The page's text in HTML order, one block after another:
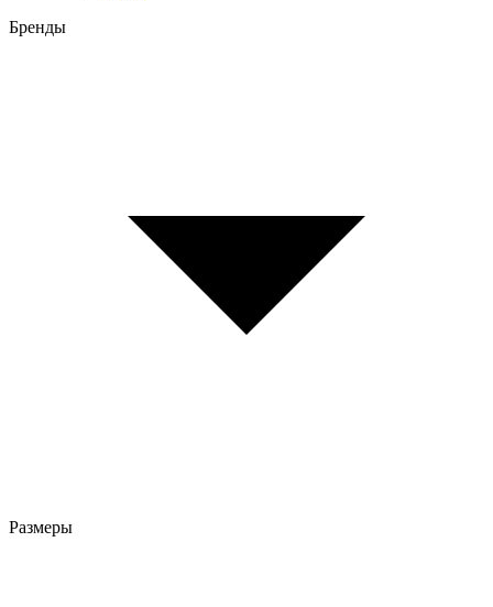
Бренды
Размеры